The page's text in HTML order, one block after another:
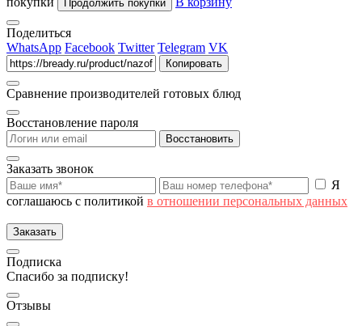
Продолжить покупки
Поделиться
WhatsApp Facebook Twitter Telegram VK
Копировать
Сравнение производителей готовых блюд
Восстановление пароля
Восстановить
Заказать звонок
Я
соглашаюсь с политикой в отношении персональных данных
Заказать
Подписка
Спасибо за подписку!
Отзывы